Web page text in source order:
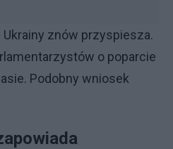
znów przyspiesza.
o poparcie
Podobny wniosek